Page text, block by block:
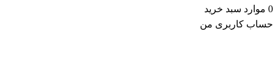
0 موارد سبد خرید
حساب کاربری من